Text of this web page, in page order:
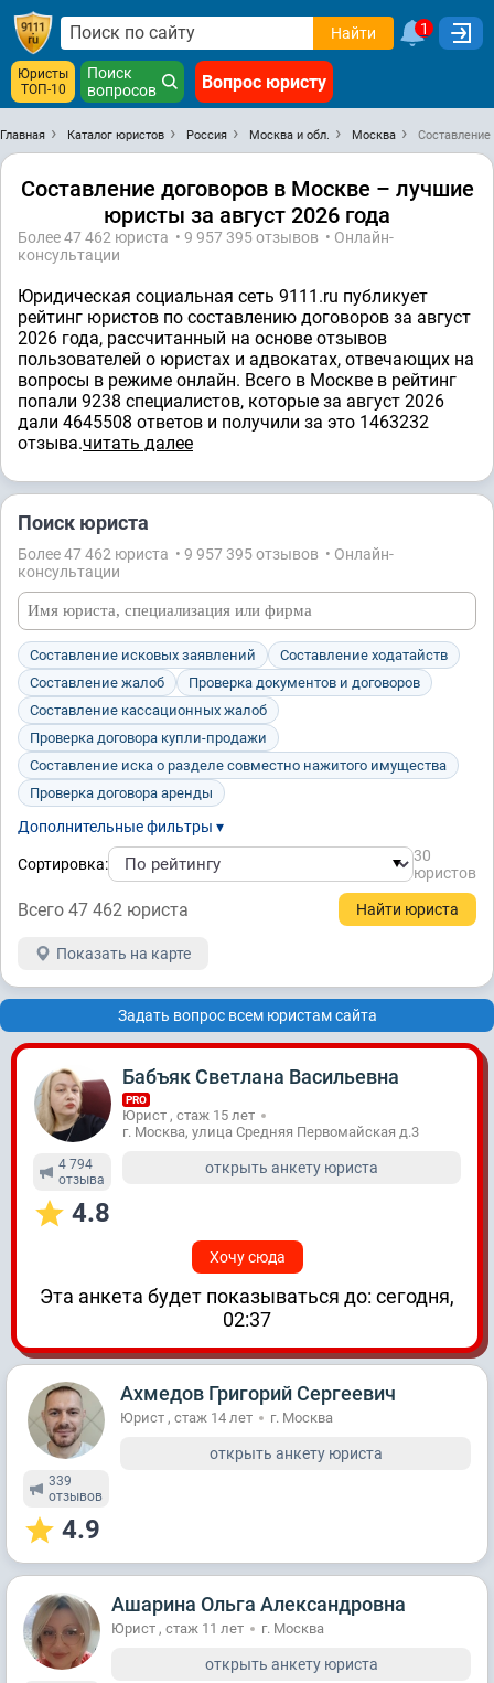
Найти 1
Юристы
ТОП-10
Поиск
вопросов
Вопрос юристу
Главная Каталог юристов Россия Москва и обл. Москва
Составление договоров в Москве – лучшие
юристы за август 2026 года
Более 47 462 юристa • 9 957 395 отзывов • Онлайн-
консультации
Юридическая социальная сеть 9111.ru публикует
рейтинг юристов по составлению договоров за август
2026 года, рассчитанный на основе отзывов
пользователей о юристах и адвокатах, отвечающих на
вопросы в режиме онлайн. Всего в Москве в рейтинг
попали 9238 специалистов, которые за август 2026
дали 4645508 ответов и получили за это 1463232
отзывa.читать далее
Поиск юриста
Более 47 462 юристa • 9 957 395 отзывов • Онлайн-
консультации
Составление исковых заявлений
Составление ходатайств
Составление жалоб
Проверка документов и договоров
Составление кассационных жалоб
Проверка договора купли-продажи
Составление иска о разделе совместно нажитого имущества
Проверка договора аренды
Дополнительные фильтры ▾
Сортировка:
30
юристов
Всего 47 462 юристa
Показать на карте
Задать вопрос всем юристам сайта
4 794
отзывa
4.8
Бабъяк Светлана Васильевна
PRO
Юрист , стаж 15 лет
г. Москва, улица Средняя Первомайская д.3
открыть анкету юриста
Хочу сюда
Эта анкета будет показываться до: сегодня,
02:37
339
отзывов
4.9
Ахмедов Григорий Сергеевич
Юрист , стаж 14 лет г. Москва
открыть анкету юриста
Ашарина Ольга Александровна
Юрист , стаж 11 лет г. Москва
открыть анкету юриста